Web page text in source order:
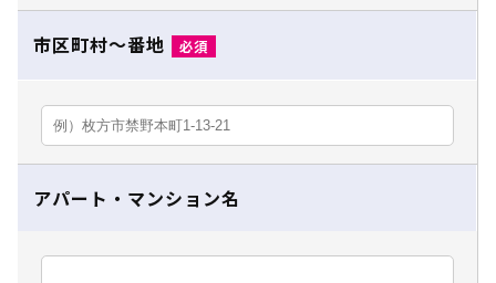
市区町村～番地 必須
アパート・マンション名